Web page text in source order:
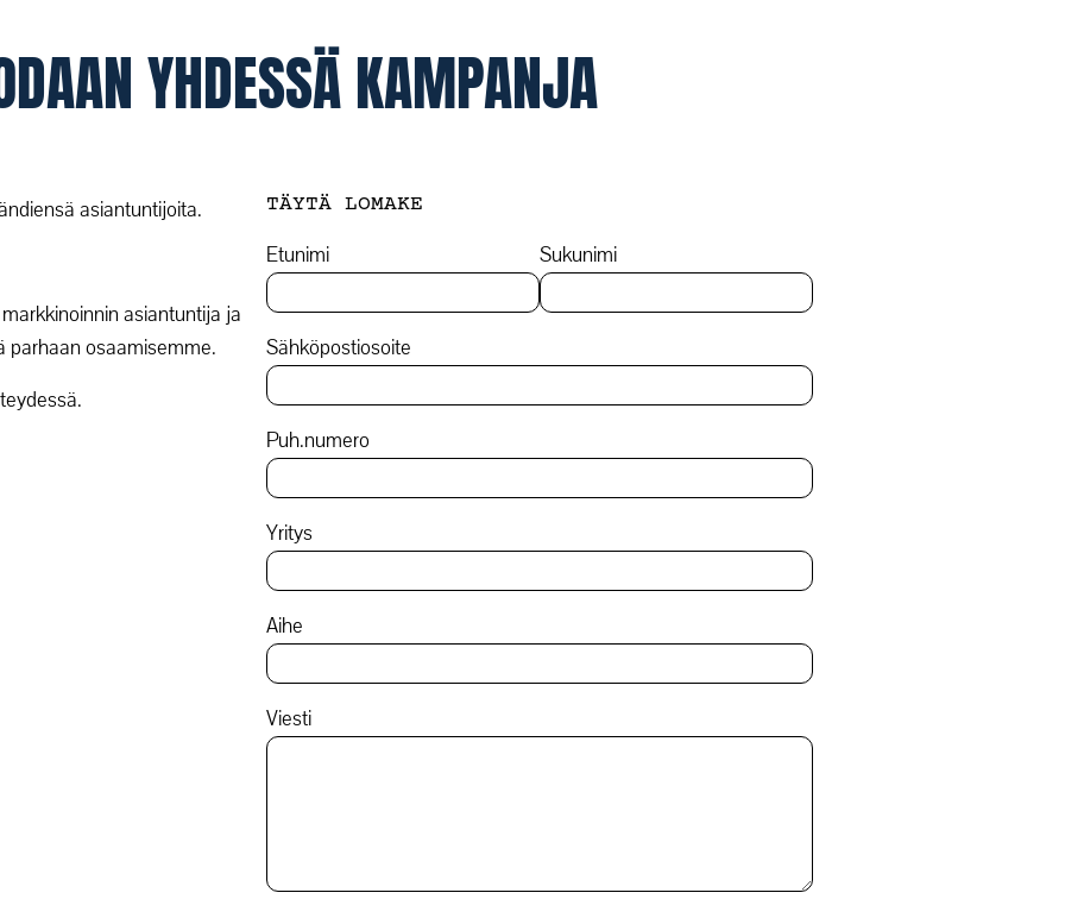
YHDESSÄ KAMPANJA
asiantuntijoita.
asiantuntija ja
osaamisemme.
TÄYTÄ LOMAKE
Etunimi Sukunimi
Sähköpostiosoite
Puh.numero
Yritys
Aihe
Viesti